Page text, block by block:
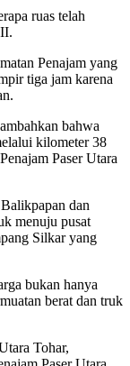
ruas telah
Penajam yang
tiga jam karena
bahwa
kilometer 38
Paser Utara
dan
menuju pusat
Silkar yang
bukan hanya
berat dan truk
Tohar,